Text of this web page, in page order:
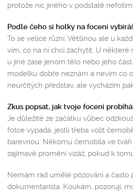
protože nic jiného v podstatě nefotím.
Podle čeho si holky na focení
To se velice různí. Většinou ale u
vím, co na ní chci zachytit. U některé
u jiné zase jenom tělo nebo jeho
modelku dobře neznám a nevím co
neurčitých představ, ale vycházím
Zkus popsat, jak tvoje focení
Je důležité ze začátku vůbec
fotce vypadá, jestli třeba volit
barevnou. Někomu černobílá ve
zajímavě promění vizáž, pokud k
Nemám rád umělé pózování a často
dokumentarista. Koukám, pozoruji,